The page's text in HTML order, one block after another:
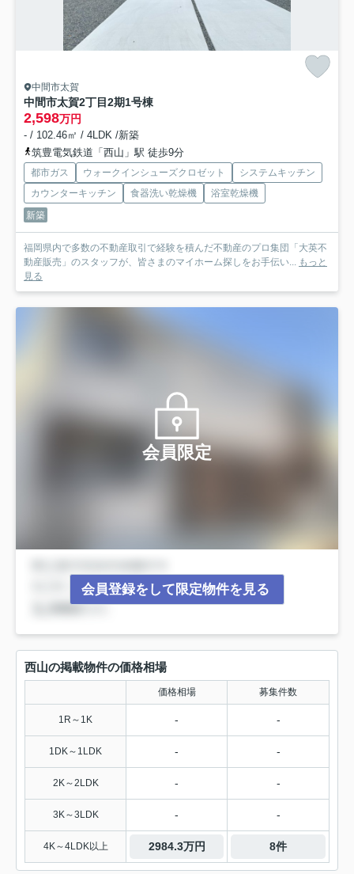
中間市太賀
中間市太賀2丁目2期1号棟
2,598万円
- / 102.46㎡ / 4LDK /新築
筑豊電気鉄道「西山」駅 徒歩9分
都市ガス ウォークインシューズクロゼット
システムキッチン
カウンターキッチン
食器洗い乾燥機
浴室乾燥機
新築
福岡県内で多数の不動産取引で経験を積んだ不動産のプロ集団「大英不
動産販売」のスタッフが、皆さまのマイホーム探しをお手伝い... もっと
見る
会員限定
会員登録をして限定物件を見る
西山の掲載物件の価格相場
価格相場 募集件数
1R～1K - -
1DK～1LDK - -
2K～2LDK - -
3K～3LDK - -
4K～4LDK以上 2984.3万円 8件